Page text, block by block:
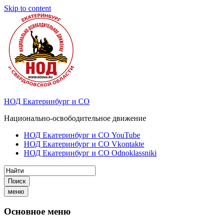
Skip to content
НОД Екатеринбург и СО
Национально-освободительное движение
НОД Екатеринбург и СО YouTube
НОД Екатеринбург и СО Vkontakte
НОД Екатеринбург и СО Odnoklassniki
Поиск
меню
Основное меню